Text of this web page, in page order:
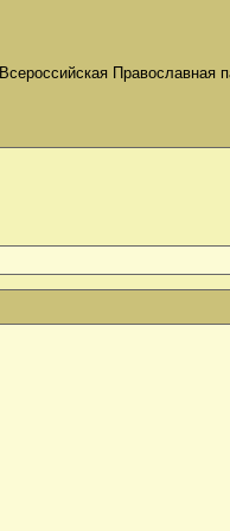
Всероссийская Православная